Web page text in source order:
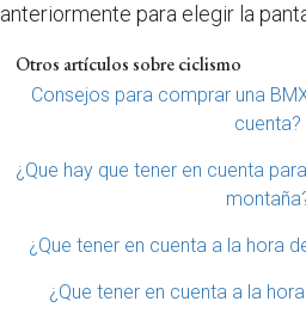
anteriormente para elegir la
Otros artículos sobre ciclismo
Consejos para comprar una
cuenta?
¿Que hay que tener en cuenta
¿Que tener en cuenta a la hora
¿Que tener en cuenta a la